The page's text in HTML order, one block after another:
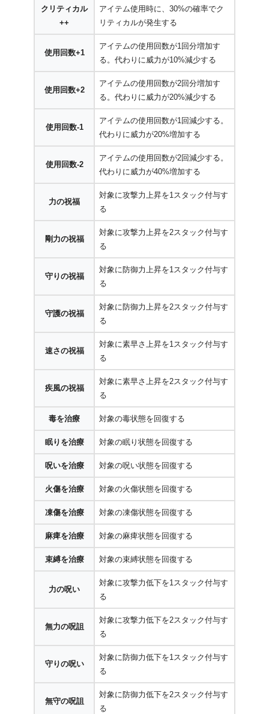
クリティカル
++
アイテム使用時に、30%の確率でク
リティカルが発生する
使用回数+1
アイテムの使用回数が1回分増加す
る。代わりに威力が10%減少する
使用回数+2
アイテムの使用回数が2回分増加す
る。代わりに威力が20%減少する
使用回数-1
アイテムの使用回数が1回減少する。
代わりに威力が20%増加する
使用回数-2
アイテムの使用回数が2回減少する。
代わりに威力が40%増加する
力の祝福
対象に攻撃力上昇を1スタック付与す
る
剛力の祝福
対象に攻撃力上昇を2スタック付与す
る
守りの祝福
対象に防御力上昇を1スタック付与す
る
守護の祝福
対象に防御力上昇を2スタック付与す
る
速さの祝福
対象に素早さ上昇を1スタック付与す
る
疾風の祝福
対象に素早さ上昇を2スタック付与す
る
毒を治療 対象の毒状態を回復する
眠りを治療 対象の眠り状態を回復する
呪いを治療 対象の呪い状態を回復する
火傷を治療 対象の火傷状態を回復する
凍傷を治療 対象の凍傷状態を回復する
麻痺を治療 対象の麻痺状態を回復する
束縛を治療 対象の束縛状態を回復する
力の呪い
対象に攻撃力低下を1スタック付与す
る
無力の呪詛
対象に攻撃力低下を2スタック付与す
る
守りの呪い
対象に防御力低下を1スタック付与す
る
無守の呪詛
対象に防御力低下を2スタック付与す
る